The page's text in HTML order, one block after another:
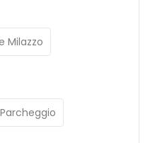
Milazzo
Parcheggio